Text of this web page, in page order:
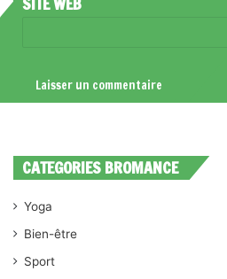
CATEGORIES BROMANCE
Yoga
Bien-être
Sport